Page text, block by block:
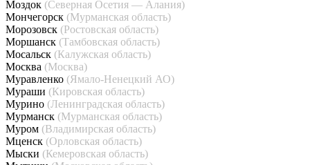
Моздок (Северная Осетия — Алания)
Мончегорск (Мурманская область)
Морозовск (Ростовская область)
Моршанск (Тамбовская область)
Мосальск (Калужская область)
Москва (Москва)
Муравленко (Ямало-Ненецкий АО)
Мураши (Кировская область)
Мурино (Ленинградская область)
Мурманск (Мурманская область)
Муром (Владимирская область)
Мценск (Орловская область)
Мыски (Кемеровская область)